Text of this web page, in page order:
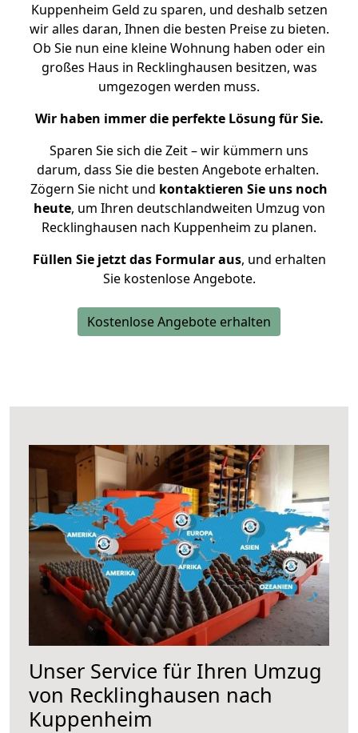
Kuppenheim Geld zu sparen, und deshalb setzen
wir alles daran, Ihnen die besten Preise zu bieten.
Ob Sie nun eine kleine Wohnung haben oder ein
großes Haus in Recklinghausen besitzen, was
umgezogen werden muss.
Wir haben immer die perfekte Lösung für Sie.
Sparen Sie sich die Zeit – wir kümmern uns
darum, dass Sie die besten Angebote erhalten.
Zögern Sie nicht und kontaktieren Sie uns noch
heute, um Ihren deutschlandweiten Umzug von
Recklinghausen nach Kuppenheim zu planen.
Füllen Sie jetzt das Formular aus, und erhalten
Sie kostenlose Angebote.
Kostenlose Angebote erhalten
Unser Service für Ihren Umzug
von Recklinghausen nach
Kuppenheim